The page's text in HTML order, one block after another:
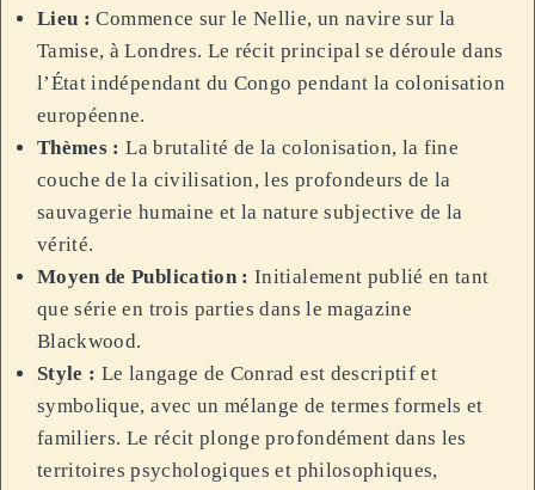
Lieu : Commence sur le Nellie, un navire sur la
Tamise, à Londres. Le récit principal se déroule dans
l’État indépendant du Congo pendant la colonisation
européenne.
Thèmes : La brutalité de la colonisation, la fine
couche de la civilisation, les profondeurs de la
sauvagerie humaine et la nature subjective de la
vérité.
Moyen de Publication : Initialement publié en tant
que série en trois parties dans le magazine
Blackwood.
Style : Le langage de Conrad est descriptif et
symbolique, avec un mélange de termes formels et
familiers. Le récit plonge profondément dans les
territoires psychologiques et philosophiques,